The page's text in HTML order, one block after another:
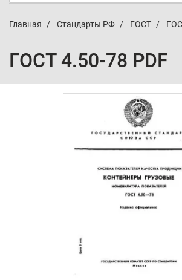
Главная Стандарты РФ ГОСТ
ГОСТ 4.50-78 PDF